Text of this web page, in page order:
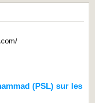
(PSL) sur les